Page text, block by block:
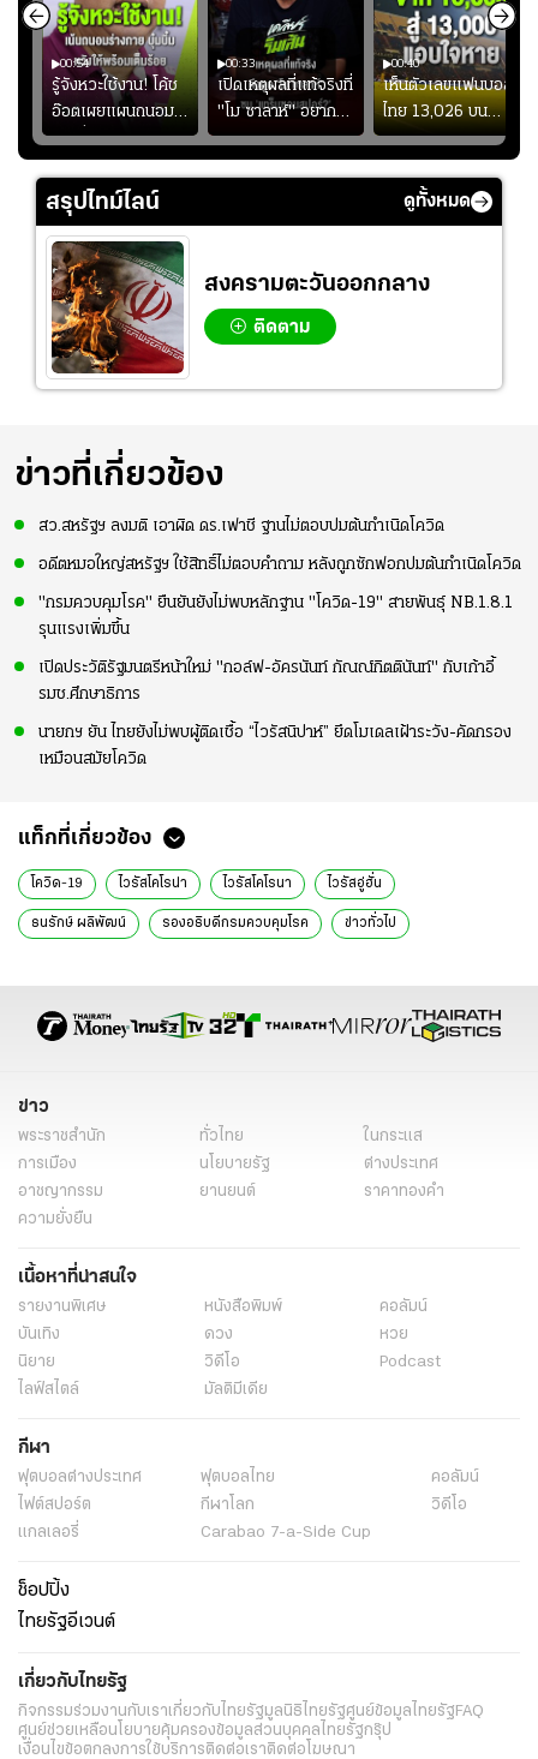
00:54
รู้จังหวะใช้งาน! โค้ช
อ๊อตเผยแผนถนอม
“บุ๋มบิ๋ม” เพื่อรักษา
ร่างกายให้พร้อมที่สุด
00:33
เปิดเหตุผลที่แท้จริงที่
"โม ซาลาห์" อยาก
ย้ายซบ "แทร็บซอนส
ปอร์"
00:40
เห็นตัวเลขแฟนบอล
ไทย 13,026 บน
สกอร์บอร์ดแล้วแอบ
ใจหาย น้อยกว่านัดที่
แล้วเจอมาเลเซียตั้ง
สรุปไทม์ไลน์ ดูทั้งหมด
สงครามตะวันออกกลาง
ติดตาม
ข่าวที่เกี่ยวข้อง
สว.สหรัฐฯ ลงมติ เอาผิด ดร.เฟาชี ฐานไม่ตอบปมต้นกำเนิดโควิด
อดีตหมอใหญ่สหรัฐฯ ใช้สิทธิ์ไม่ตอบคำถาม หลังถูกซักฟอกปมต้นกำเนิดโควิด
"กรมควบคุมโรค" ยืนยันยังไม่พบหลักฐาน "โควิด-19" สายพันธุ์ NB.1.8.1
รุนแรงเพิ่มขึ้น
เปิดประวัติรัฐมนตรีหน้าใหม่ "กอล์ฟ-อัครนันท์ กัณณ์กิตตินันท์" กับเก้าอี้
รมช.ศึกษาธิการ
นายกฯ ยัน ไทยยังไม่พบผู้ติดเชื้อ “ไวรัสนิปาห์” ยึดโมเดลเฝ้าระวัง-คัดกรอง
เหมือนสมัยโควิด
แท็กที่เกี่ยวข้อง
โควิด-19 ไวรัสโคโรน่า ไวรัสโคโรนา ไวรัสอู่ฮั่น
ธนรักษ์ ผลิพัฒน์ รองอธิบดีกรมควบคุมโรค ข่าวทั่วไป
ข่าว
พระราชสำนัก ทั่วไทย
ในกระแส
การเมือง
นโยบายรัฐ
ต่างประเทศ
อาชญากรรม
ยานยนต์
ราคาทองคำ
ความยั่งยืน
เนื้อหาที่น่าสนใจ
รายงานพิเศษ หนังสือพิมพ์
คอลัมน์
บันเทิง
ดวง
หวย
นิยาย
วิดีโอ
Podcast
ไลฟ์สไตล์
มัลติมีเดีย
กีฬา
ฟุตบอลต่่างประเทศ ฟุตบอลไทย
คอลัมน์
ไฟต์สปอร์ต
กีฬาโลก
วิดีโอ
แกลเลอรี่
Carabao 7-a-Side Cup
ช็อปปิ้ง
ไทยรัฐอีเวนต์
เกี่ยวกับไทยรัฐ
กิจกรรมร่วมงานกับเราเกี่ยวกับไทยรัฐมูลนิธิไทยรัฐศูนย์ข้อมูลไทยรัฐFAQ
ศูนย์ช่วยเหลือนโยบายคุ้มครองข้อมูลส่วนบุคคลไทยรัฐกรุ๊ป
เงื่อนไขข้อตกลงการใช้บริการติดต่อเราติดต่อโฆษณา